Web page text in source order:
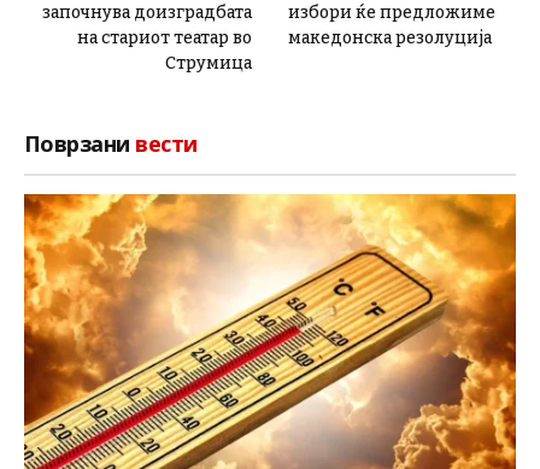
започнува доизградбата
на стариот театар во
Струмица
избори ќе предложиме
македонска резолуција
Поврзани вести